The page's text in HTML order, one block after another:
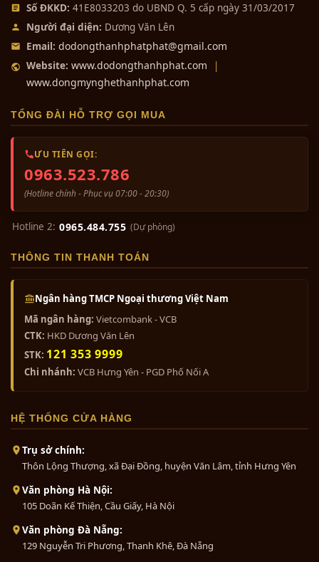
Số ĐKKD: 41E8033203 do UBND Q. 5 cấp ngày 31/03/2017
Người đại diện: Dương Văn Lên
Email: dodongthanhphatphat@gmail.com
Website: www.dodongthanhphat.com |
www.dongmynghethanhphat.com
TỔNG ĐÀI HỖ TRỢ GỌI MUA
ƯU TIÊN GỌI:
0963.523.786
(Hotline chính - Phục vụ 07:00 - 20:30)
Hotline 2: 0965.484.755 (Dự phòng)
THÔNG TIN THANH TOÁN
Ngân hàng TMCP Ngoại thương Việt Nam
Mã ngân hàng: Vietcombank - VCB
CTK: HKD Dương Văn Lên
STK: 121 353 9999
Chi nhánh: VCB Hưng Yên - PGD Phố Nối A
HỆ THỐNG CỬA HÀNG
Trụ sở chính:
Thôn Lộng Thượng, xã Đại Đồng, huyện Văn Lâm, tỉnh Hưng Yên
Văn phòng Hà Nội:
105 Doãn Kế Thiện, Cầu Giấy, Hà Nội
Văn phòng Đà Nẵng:
129 Nguyễn Tri Phương, Thanh Khê, Đà Nẵng